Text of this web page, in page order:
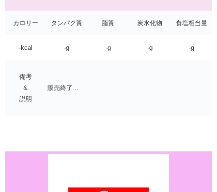
カロリー タンパク質 脂質 炭水化物 食塩相当量
-kcal -g -g -g -g
備考
＆
説明
販売終了…